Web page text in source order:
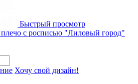
Быстрый просмотр
плечо с росписью "Лиловый город"
Хочу свой дизайн!